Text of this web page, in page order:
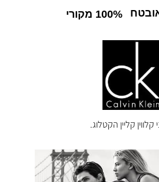
100% מקורי
קלווין קליין הקטלוג.